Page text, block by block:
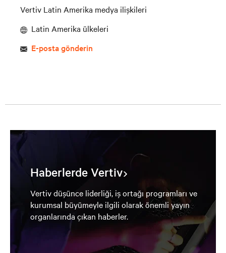
Vertiv Latin Amerika medya ilişkileri
Latin Amerika ülkeleri
E-posta gönderin
Haberlerde Vertiv
Vertiv düşünce liderliği, iş ortağı programları ve
kurumsal büyümeyle ilgili olarak önemli yayın
organlarında çıkan haberler.